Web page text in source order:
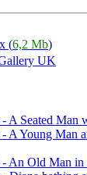
(6,2 Mb)
UK